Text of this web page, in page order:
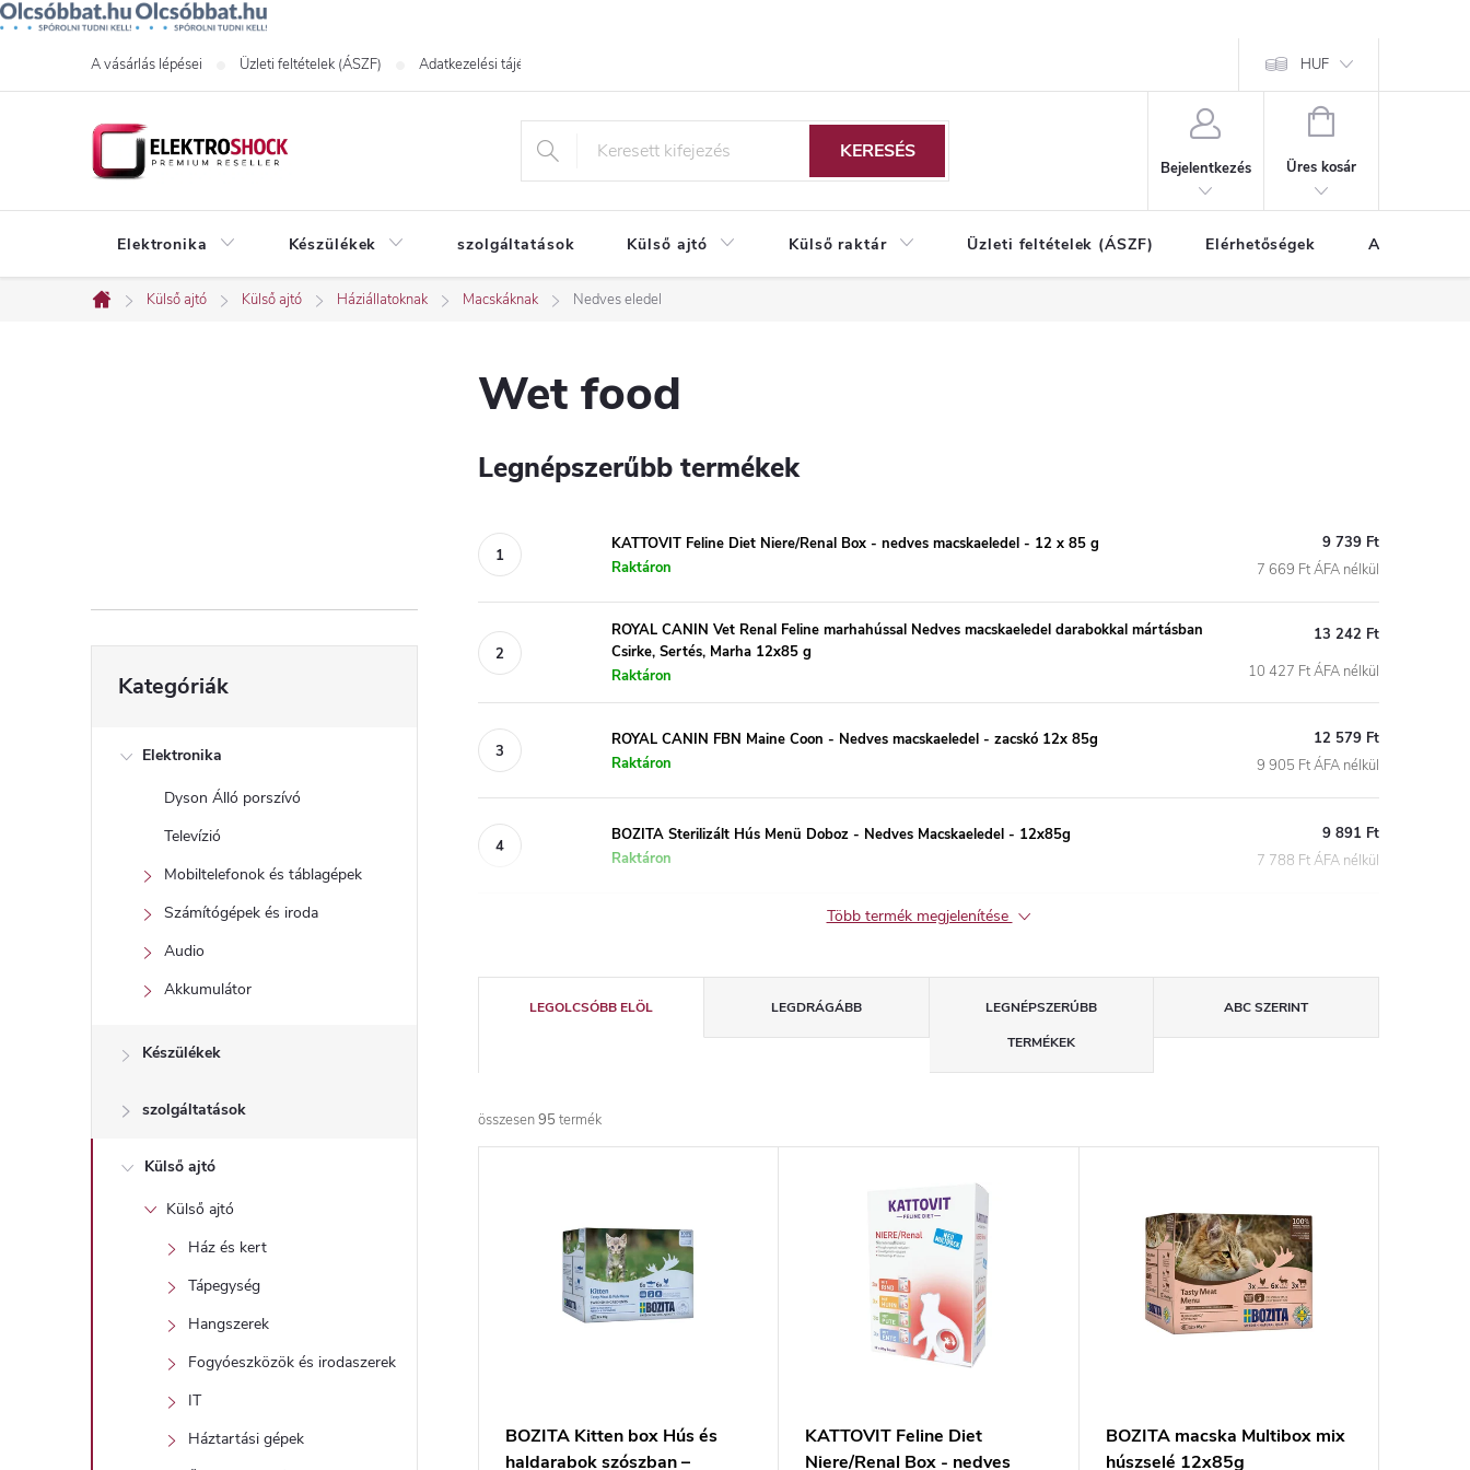
A vásárlás lépései Üzleti feltételek (ÁSZF) Adatkezelési tájékoztató HUF
KERESÉS
Bejelentkezés
KOSÁR
Üres kosár
Elektronika Készülékek szolgáltatások Külső ajtó Külső raktár Üzleti feltételek (ÁSZF) Elérhetőségek A vásárlás
Kezdőlap
Külső ajtó Külső ajtó Háziállatoknak Macskáknak Nedves eledel
l
sátugrása
Kategóriák
Elektronika
Dyson Álló porszívó
Televízió
Mobiltelefonok és táblagépek
Számítógépek és iroda
Audio
Akkumulátor
Készülékek
szolgáltatások
Külső ajtó
Külső ajtó
Ház és kert
Tápegység
Hangszerek
Fogyóeszközök és irodaszerek
IT
Háztartási gépek
Wet food
Legnépszerűbb termékek
KATTOVIT Feline Diet Niere/Renal Box - nedves macskaeledel - 12 x 85 g
Raktáron
9 739 Ft
7 669 Ft ÁFA nélkül
ROYAL CANIN Vet Renal Feline marhahússal Nedves macskaeledel darabokkal mártásban
Csirke, Sertés, Marha 12x85 g
Raktáron
13 242 Ft
10 427 Ft ÁFA nélkül
ROYAL CANIN FBN Maine Coon - Nedves macskaeledel - zacskó 12x 85g
Raktáron
12 579 Ft
9 905 Ft ÁFA nélkül
BOZITA Sterilizált Hús Menü Doboz - Nedves Macskaeledel - 12x85g
Raktáron
9 891 Ft
7 788 Ft ÁFA nélkül
Több termék megjelenítése
e
r
m
LEGOLCSÓBB ELÖL LEGDRÁGÁBB
LEGNÉPSZERŰBB
TERMÉKEK
ABC SZERINT
összesen95 termék
BOZITA Kitten box Hús és
haldarabok szószban –
KATTOVIT Feline Diet
Niere/Renal Box - nedves
BOZITA macska Multibox mix
húszselé 12x85g